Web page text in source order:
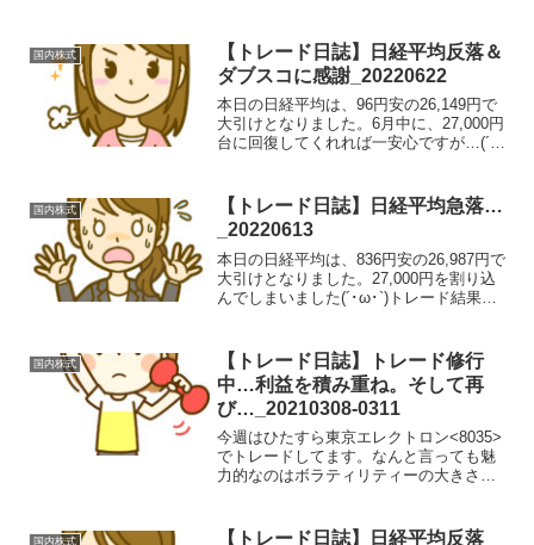
レ気になる銘柄（ストップ高や２５日
線...
国内株式
【トレード日誌】日経平均反落＆
ダブスコに感謝_20220622
本日の日経平均は、96円安の26,149円で
大引けとなりました。6月中に、27,000円
台に回復してくれれば一安心ですが…(´･
ため、踏み上げ相場と睨みエント...
国内株式
【トレード日誌】日経平均急落…
_20220613
本日の日経平均は、836円安の26,987円で
大引けとなりました。27,000円を割り込
んでしまいました(´･ω･`)トレード結果と
線でいたが、9:12のエントリ...
国内株式
【トレード日誌】トレード修行
中…利益を積み重ね。そして再
び…_20210308-0311
今週はひたすら東京エレクトロン<8035>
でトレードしてます。なんと言っても魅
力的なのはボラティリティーの大きさで
いので、空売りが美味しいです(´ω`)そし
国内株式
【トレード日誌】日経平均反落